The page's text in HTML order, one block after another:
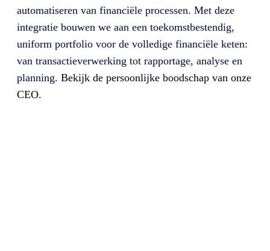
automatiseren van financiële processen. Met deze
integratie bouwen we aan een toekomstbestendig,
uniform portfolio voor de volledige financiële keten:
van transactieverwerking tot rapportage, analyse en
planning. Bekijk de persoonlijke boodschap van onze
CEO.